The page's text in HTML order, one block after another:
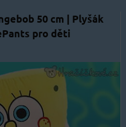
50 cm | Plyšák
pro děti